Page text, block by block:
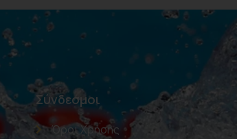
Σύνδεσμοι
Όροι Χρήσης